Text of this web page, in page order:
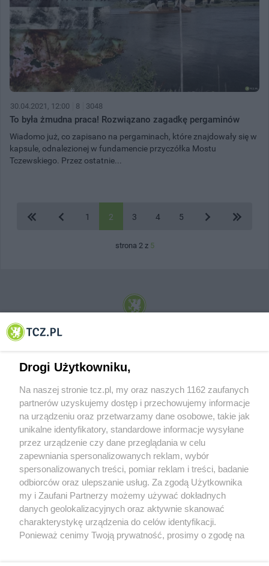
30.04.2021, 12:00 8 3048
To była żmudna praca! Rozwiązano zagadkę pergaminów
Wiadomo już, co zapisano na pergaminach, które znajdowały się w
kapsule, odnalezionej w fundamencie przyczółka Mostu
Tczewskiego. Przez ostatnie...
1 2 3 4 5
strona 2 z 5
© 2001-2026 Tczew - TCZ.PL Sp. z o.o. Internetowy Serwis Informacyjny Miasta
O FIRMIE POLITYKA PRYWATNOŚCI HOSTING
REKLAMA WSPÓŁPRACA RSS FACEBOOK KONTAKT
Nasze serwisy
Aktualności
Tcz24
Muzyka i kultura
Archiwum wydarzeń
Drogi Użytkowniku,
Na naszej stronie tcz.pl, my oraz naszych 1162 zaufanych
partnerów uzyskujemy dostęp i przechowujemy informacje
na urządzeniu oraz przetwarzamy dane osobowe, takie jak
unikalne identyfikatory, standardowe informacje wysyłane
przez urządzenie czy dane przeglądania w celu
zapewniania spersonalizowanych reklam, wybór
spersonalizowanych treści, pomiar reklam i treści, badanie
odbiorców oraz ulepszanie usług. Za zgodą Użytkownika
my i Zaufani Partnerzy możemy używać dokładnych
danych geolokalizacyjnych oraz aktywnie skanować
charakterystykę urządzenia do celów identyfikacji.
Ponieważ cenimy Twoją prywatność, prosimy o zgodę na